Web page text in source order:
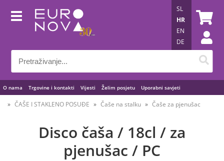
O nama Trgovine i kontakti Vijesti Želim posjetu Uporabni savjeti
SL
HR
EN
DE
ČAŠE I STAKLENO POSUĐE Čaše na stalku Čaše za pjenušac
Disco čaša / 18cl / za
pjenušac / PC